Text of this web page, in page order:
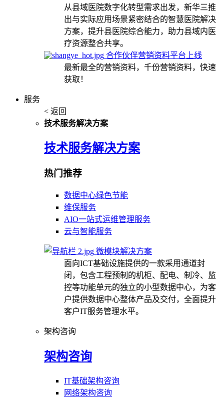
从县域医院数字化转型需求出发，新华三推
出与实际应用场景紧密结合的智慧医院解决
方案，提升县医院综合能力，助力县域内医
疗资源整合共享。
合作伙伴营销资料平台上线
最新最全的营销资料，千份营销资料，快速
获取！
服务
< 返回
技术服务解决方案
技术服务解决方案
热门推荐
数据中心绿色节能
维保服务
AIO一站式运维管理服务
云与智能服务
微模块解决方案
面向ICT基础设施提供的一款采用通道封
闭，包含工程预制的机柜、配电、制冷、监
控等功能单元的独立的小型数据中心，为客
户提供数据中心整体产品及交付，全面提升
客户IT服务管理水平。
架构咨询
架构咨询
IT基础架构咨询
网络架构咨询